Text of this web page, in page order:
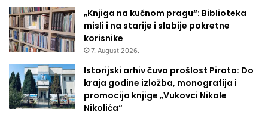
„Knjiga na kućnom pragu“: Biblioteka
misli i na starije i slabije pokretne
korisnike
7. August 2026.
Istorijski arhiv čuva prošlost Pirota: Do
kraja godine izložba, monografija i
promocija knjige „Vukovci Nikole
Nikolića“